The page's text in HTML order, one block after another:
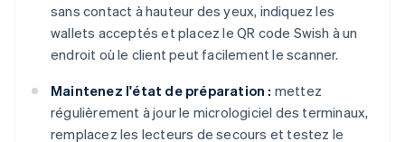
sans contact à hauteur des yeux, indiquez les
wallets acceptés et placez le QR code Swish à un
endroit où le client peut facilement le scanner.
Maintenez l'état de préparation : mettez
régulièrement à jour le micrologiciel des terminaux,
remplacez les lecteurs de secours et testez le